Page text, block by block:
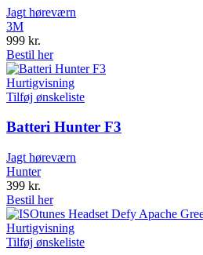
Jagt høreværn
3M
999 kr.
Bestil her
Hurtigvisning
Tilføj ønskeliste
Batteri Hunter F3
Jagt høreværn
Hunter
399 kr.
Bestil her
Hurtigvisning
Tilføj ønskeliste